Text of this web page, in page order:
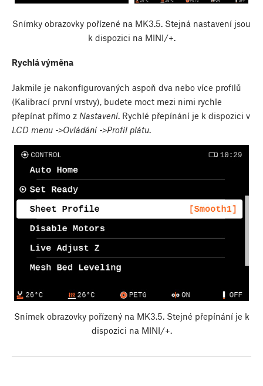
Snímky obrazovky pořízené na MK3.5. Stejná nastavení jsou
k dispozici na MINI/+.
Rychlá výměna
Jakmile je nakonfigurovaných aspoň dva nebo více profilů
(Kalibrací první vrstvy), budete moct mezi nimi rychle
přepínat přímo z Nastavení. Rychlé přepínání je k dispozici v
LCD menu ->Ovládání ->Profil plátu.
Snímek obrazovky pořízený na MK3.5. Stejné přepínání je k
dispozici na MINI/+.